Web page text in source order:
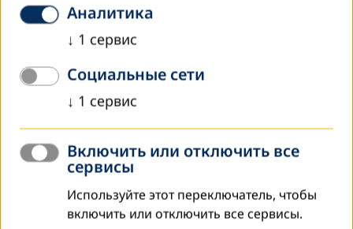
декабря 2024
Реабилитация и реинтеграция: успехи и
перспективы проекта по защите прав
осужденных в Таджикистане
г. Душанбе, 05.12.2024 г.
5 декабря 2024 года в городе Душанбе состоялась
конференция, посвящённая итогам реализации проекта
«Защита социальных, экономических и культурных прав
осужденных и…
Аналитика
↓ 1 сервис
Социальные сети
↓ 1 сервис
Включить или отключить все
сервисы
Используйте этот переключатель, чтобы
включить или отключить все сервисы.